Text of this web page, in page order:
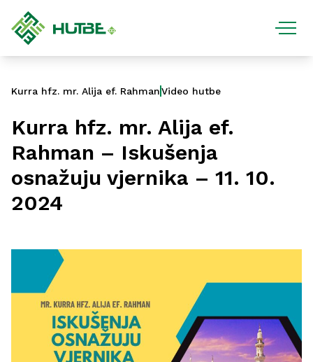
Kurra hfz. mr. Alija ef. RahmanVideo hutbe
Kurra hfz. mr. Alija ef.
Rahman – Iskušenja
osnažuju vjernika – 11. 10.
2024